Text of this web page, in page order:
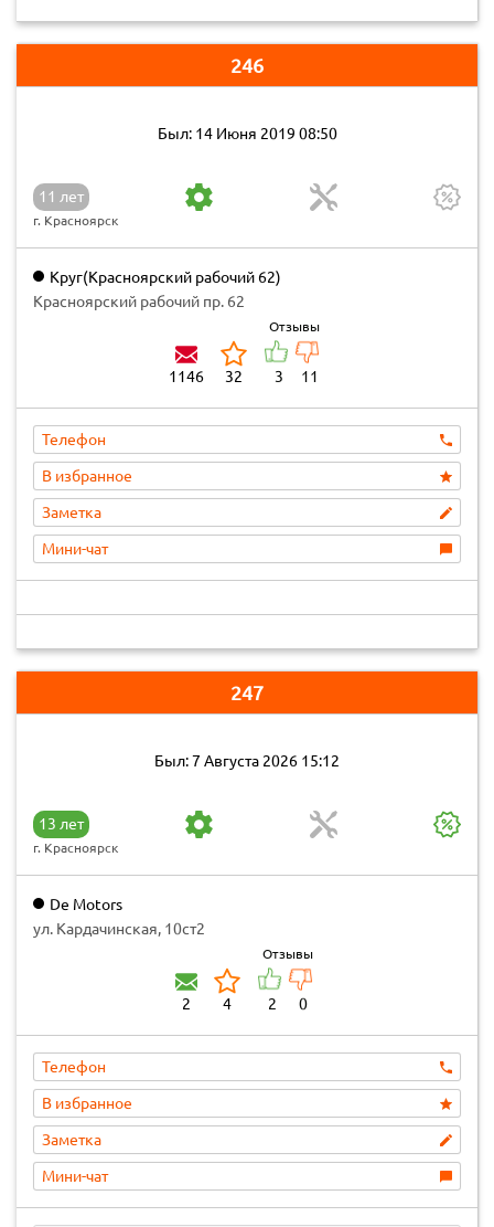
246
Был: 14 Июня 2019 08:50
11 лет
г. Красноярск
Круг(Красноярский рабочий 62)
Красноярский рабочий пр. 62
1146 32
Отзывы
3 11
Телефон
В избранное
Заметка
Мини-чат
247
Был: 7 Августа 2026 15:12
13 лет
г. Красноярск
De Motors
ул. Кардачинская, 10ст2
2 4
Отзывы
2 0
Телефон
В избранное
Заметка
Мини-чат